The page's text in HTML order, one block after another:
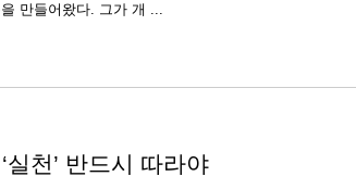
만들어왔다. 그가 개 ...
천’ 반드시 따라야